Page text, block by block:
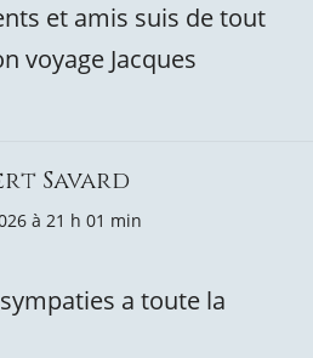
et amis suis de tout
voyage Jacques
Savard
à 21 h 01 min
a toute la